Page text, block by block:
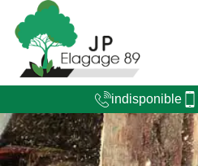
indisponible